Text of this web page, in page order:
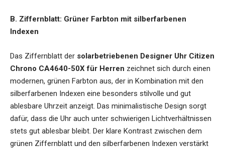
B. Ziffernblatt: Grüner Farbton mit silberfarbenen
Indexen
Das Ziffernblatt der solarbetriebenen Designer Uhr Citizen
Chrono CA4640-50X für Herren zeichnet sich durch einen
modernen, grünen Farbton aus, der in Kombination mit den
silberfarbenen Indexen eine besonders stilvolle und gut
ablesbare Uhrzeit anzeigt. Das minimalistische Design sorgt
dafür, dass die Uhr auch unter schwierigen Lichtverhältnissen
stets gut ablesbar bleibt. Der klare Kontrast zwischen dem
grünen Ziffernblatt und den silberfarbenen Indexen verstärkt